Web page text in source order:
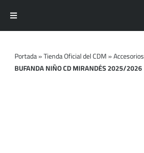
contenido
Toggle
Entrenamiento
Portada»Tienda Oficial del CDM»Accesorios
BUFANDA NIÑO CD MIRANDÉS 2025/2026